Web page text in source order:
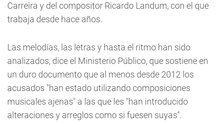
Carreira y del compositor Ricardo Landum, con el que
trabaja desde hace años.
Las melodías, las letras y hasta el ritmo han sido
analizados, dice el Ministerio Público, que sostiene en
un duro documento que al menos desde 2012 los
acusados "han estado utilizando composiciones
musicales ajenas" a las que les "han introducido
alteraciones y arreglos como si fuesen suyas".